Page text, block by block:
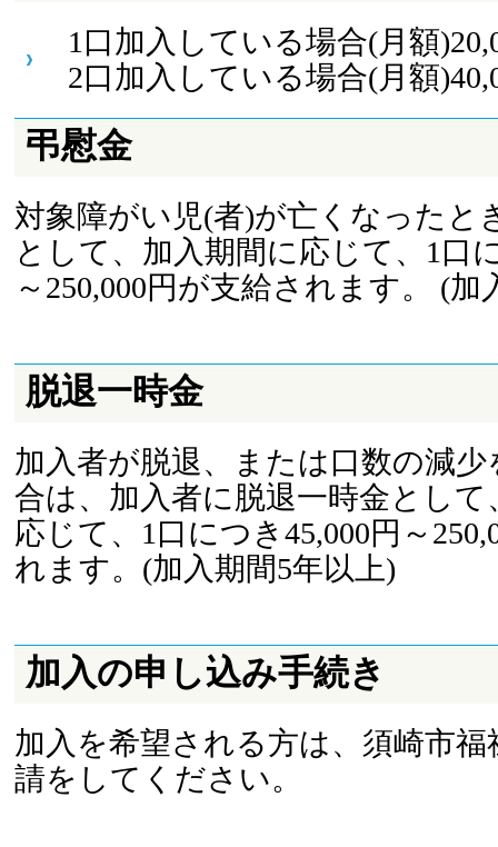
1口加入している場合(月額
2口加入している場合(月額
弔慰金
対象障がい児(者)が亡くなったと
として、加入期間に応じて、1口
～250,000円が支給されます。 (加
脱退一時金
加入者が脱退、または口数の減
合は、加入者に脱退一時金として
応じて、1口につき45,000円～
れます。(加入期間5年以上)
加入の申し込み手続き
加入を希望される方は、須崎市福
請をしてください。